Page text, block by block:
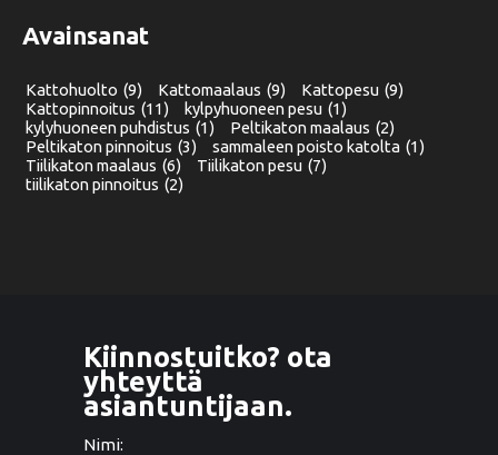
Avainsanat
Kattohuolto (9) Kattomaalaus (9) Kattopesu (9)
Kattopinnoitus (11) kylpyhuoneen pesu (1)
kylyhuoneen puhdistus (1) Peltikaton maalaus (2)
Peltikaton pinnoitus (3) sammaleen poisto katolta (1)
Tiilikaton maalaus (6) Tiilikaton pesu (7)
tiilikaton pinnoitus (2)
Kiinnostuitko? ota
yhteyttä
asiantuntijaan.
Nimi: